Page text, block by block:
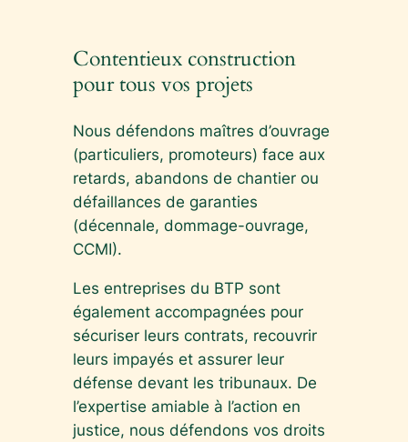
Contentieux construction
pour tous vos projets
Nous défendons maîtres d’ouvrage
(particuliers, promoteurs) face aux
retards, abandons de chantier ou
défaillances de garanties
(décennale, dommage-ouvrage,
CCMI).
Les entreprises du BTP sont
également accompagnées pour
sécuriser leurs contrats, recouvrir
leurs impayés et assurer leur
défense devant les tribunaux. De
l’expertise amiable à l’action en
justice, nous défendons vos droits